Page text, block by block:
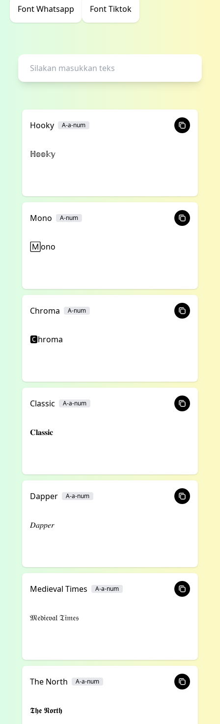
Font Whatsapp Font Tiktok
Hooky A-a-num
ℍ𝕠𝕠𝕜𝕪
Mono A-num
🄼ono
Chroma A-num
🅲hroma
Classic A-a-num
𝐂𝐥𝐚𝐬𝐬𝐢𝐜
Dapper A-a-num
𝐷𝑎𝑝𝑝𝑒𝑟
Medieval Times A-a-num
𝔐𝔢𝔡𝔦𝔢𝔳𝔞𝔩 𝔗𝔦𝔪𝔢𝔰
The North A-a-num
𝕿𝖍𝖊 𝕹𝖔𝖗𝖙𝖍